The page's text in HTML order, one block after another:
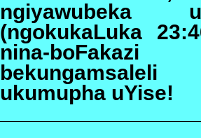
ngiyawubeka
(ngokukaLuka
nina-boFakazi
ukumupha uYise!